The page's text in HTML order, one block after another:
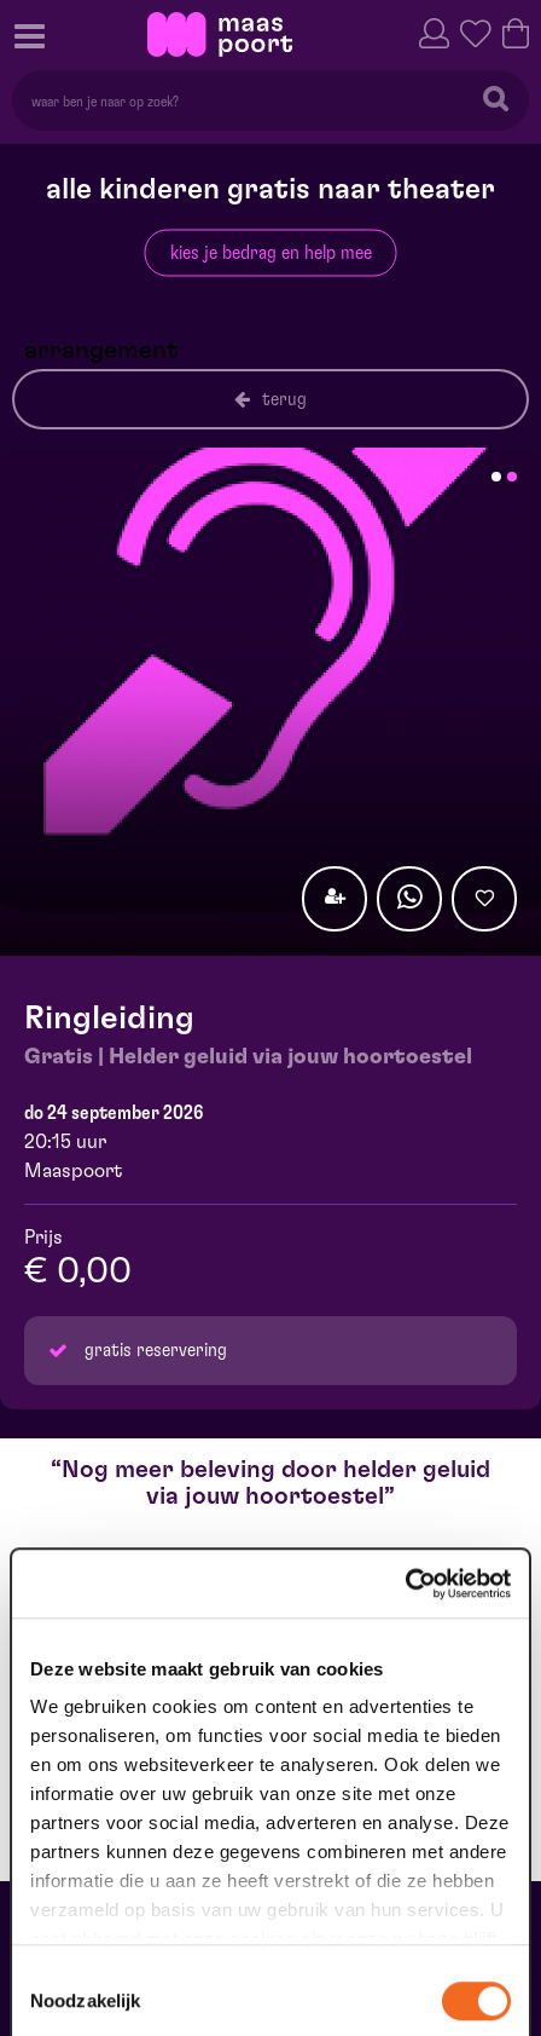
Deze website maakt gebruik van cookies
We gebruiken cookies om content en advertenties te
personaliseren, om functies voor social media te bieden
en om ons websiteverkeer te analyseren. Ook delen we
informatie over uw gebruik van onze site met onze
partners voor social media, adverteren en analyse. Deze
partners kunnen deze gegevens combineren met andere
informatie die u aan ze heeft verstrekt of die ze hebben
verzameld op basis van uw gebruik van hun services. U
Noodzakelijk
alle kinderen gratis naar theater
kies je bedrag en help mee
arrangement
terug
Ringleiding
Gratis | Helder geluid via jouw hoortoestel
do 24 september 2026
20:15 uur
Maaspoort
Prijs
€ 0,00
gratis reservering
Nog meer beleving door helder geluid
via jouw hoortoestel
Heb je problemen met jouw gehoor en draag je een
met T-stand). Het draagbare ringleidingsysteem dient
ervoor om geluid storingsvrij over te dragen aan jouw
hoortoestel. Hierdoor kun je nog meer genieten van de
voorstelling. Reserveer jouw gratis ringleiding hier, je
ontvangt hiervan een e-ticket. Op vertoon van dit
ticket kun je voorafgaand aan de voorstelling de
ringleiding afhalen bij de theaterkassa.
overige arrangementen